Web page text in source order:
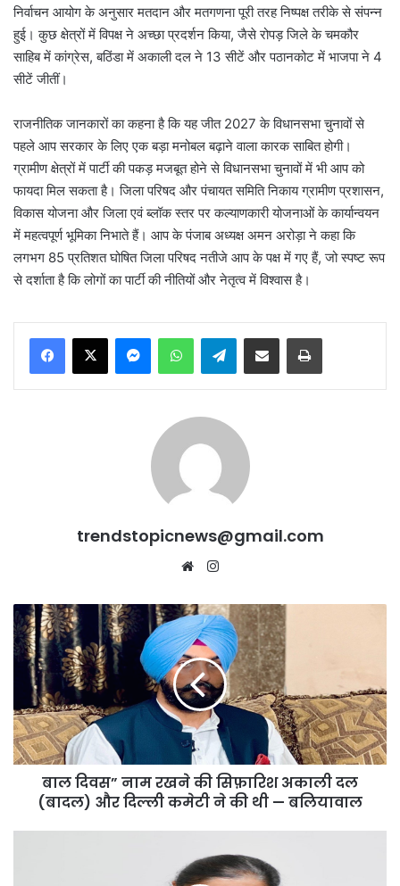
निर्वाचन आयोग के अनुसार मतदान और मतगणना पूरी तरह निष्पक्ष तरीके से संपन्न
हुई। कुछ क्षेत्रों में विपक्ष ने अच्छा प्रदर्शन किया, जैसे रोपड़ जिले के चमकौर
साहिब में कांग्रेस, बठिंडा में अकाली दल ने 13 सीटें और पठानकोट में भाजपा ने 4
सीटें जीतीं।
राजनीतिक जानकारों का कहना है कि यह जीत 2027 के विधानसभा चुनावों से
पहले आप सरकार के लिए एक बड़ा मनोबल बढ़ाने वाला कारक साबित होगी।
ग्रामीण क्षेत्रों में पार्टी की पकड़ मजबूत होने से विधानसभा चुनावों में भी आप को
फायदा मिल सकता है। जिला परिषद और पंचायत समिति निकाय ग्रामीण प्रशासन,
विकास योजना और जिला एवं ब्लॉक स्तर पर कल्याणकारी योजनाओं के कार्यान्वयन
में महत्वपूर्ण भूमिका निभाते हैं। आप के पंजाब अध्यक्ष अमन अरोड़ा ने कहा कि
लगभग 85 प्रतिशत घोषित जिला परिषद नतीजे आप के पक्ष में गए हैं, जो स्पष्ट रूप
से दर्शाता है कि लोगों का पार्टी की नीतियों और नेतृत्व में विश्वास है।
MessengerWhatsAppTelegramShare via Email Print
trendstopicnews@gmail.com
Website
बाल
दिवस”
नाम
रखने
सिफ़ारिश
अकाली
दल
(बादल)
बाल दिवस” नाम रखने की सिफ़ारिश अकाली दल
(बादल) और दिल्ली कमेटी ने की थी — बलियावाल